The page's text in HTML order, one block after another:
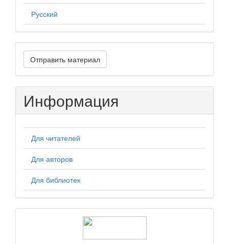
Русский
Отправить
материал
Отправить материал
Информация
Для читателей
Для авторов
Для библиотек